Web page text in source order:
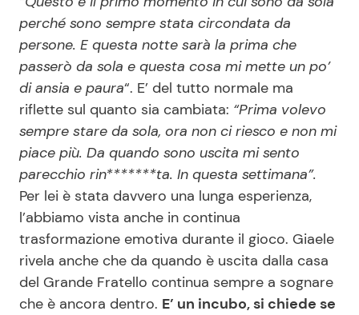
perché sono sempre stata circondata da
persone. E questa notte sarà la prima che
passerò da sola e questa cosa mi mette un po’
di ansia e paura“. E’ del tutto normale ma
riflette sul quanto sia cambiata: “Prima volevo
sempre stare da sola, ora non ci riesco e non mi
piace più. Da quando sono uscita mi sento
parecchio rin*******ta. In questa settimana”.
Per lei è stata davvero una lunga esperienza,
l’abbiamo vista anche in continua
trasformazione emotiva durante il gioco. Giaele
rivela anche che da quando è uscita dalla casa
del Grande Fratello continua sempre a sognare
che è ancora dentro. E’ un incubo, si chiede se